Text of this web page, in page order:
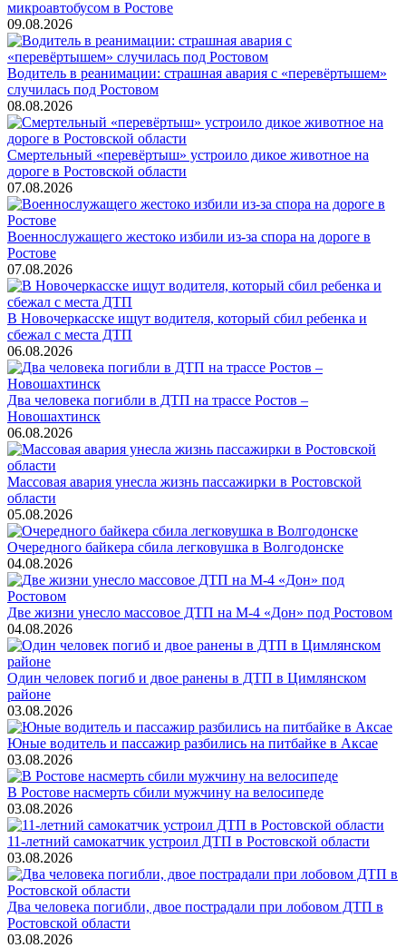
микроавтобусом в Ростове
09.08.2026
Водитель в реанимации: страшная авария с «перевёртышем»
случилась под Ростовом
08.08.2026
Смертельный «перевёртыш» устроило дикое животное на
дороге в Ростовской области
07.08.2026
Военнослужащего жестоко избили из-за спора на дороге в
Ростове
07.08.2026
В Новочеркасске ищут водителя, который сбил ребенка и
сбежал с места ДТП
06.08.2026
Два человека погибли в ДТП на трассе Ростов –
Новошахтинск
06.08.2026
Массовая авария унесла жизнь пассажирки в Ростовской
области
05.08.2026
Очередного байкера сбила легковушка в Волгодонске
04.08.2026
Две жизни унесло массовое ДТП на М-4 «Дон» под Ростовом
04.08.2026
Один человек погиб и двое ранены в ДТП в Цимлянском
районе
03.08.2026
Юные водитель и пассажир разбились на питбайке в Аксае
03.08.2026
В Ростове насмерть сбили мужчину на велосипеде
03.08.2026
11-летний самокатчик устроил ДТП в Ростовской области
03.08.2026
Два человека погибли, двое пострадали при лобовом ДТП в
Ростовской области
03.08.2026